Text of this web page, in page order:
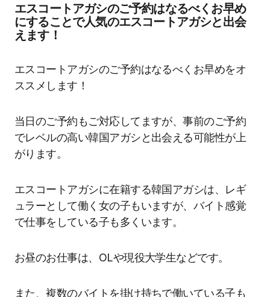
エスコートアガシのご予約はなるべくお早め
にすることで人気のエスコートアガシと出会
えます！
エスコートアガシのご予約はなるべくお早めをオ
ススメします！
当日のご予約もご対応してますが、事前のご予約
でレベルの高い韓国アガシと出会える可能性が上
がります。
エスコートアガシに在籍する韓国アガシは、レギ
ュラーとして働く女の子もいますが、バイト感覚
で仕事をしている子も多くいます。
お昼のお仕事は、OLや現役大学生などです。
また、複数のバイトを掛け持ちで働いている子も